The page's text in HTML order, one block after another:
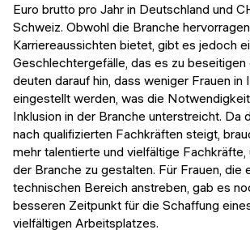
Euro brutto pro Jahr in Deutschland und
Schweiz. Obwohl die Branche
Karriereaussichten bietet, gibt es jedoch
Geschlechtergefälle, das es zu beseitigen
deuten darauf hin, dass weniger Frauen in
eingestellt werden, was die
Inklusion in der Branche unterstreicht. Da
nach qualifizierten Fachkräften steigt,
mehr talentierte und vielfältige
der Branche zu gestalten. Für Frauen, die
technischen Bereich anstreben, gab es
besseren Zeitpunkt für die Schaffung
vielfältigen Arbeitsplatzes.